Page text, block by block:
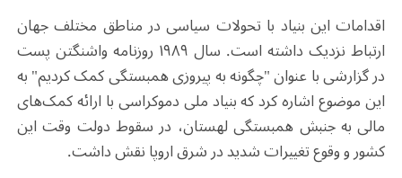
اقدامات این بنیاد با تحولات سیاسی در مناطق مختلف جهان
ارتباط نزدیک داشته است. سال ۱۹۸۹ روزنامه واشنگتن پست
در گزارشی با عنوان "چگونه به پیروزی همبستگی کمک کردیم" به
این موضوع اشاره کرد که بنیاد ملی دموکراسی با ارائه کمک‌های
مالی به جنبش همبستگی لهستان، در سقوط دولت وقت این
کشور و وقوع تغییرات شدید در شرق اروپا نقش داشت.